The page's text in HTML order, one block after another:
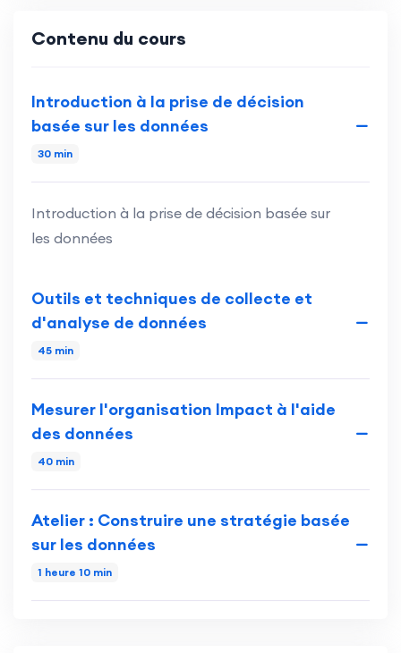
Contenu du cours
Introduction à la prise de décision
basée sur les données
30 min
Introduction à la prise de décision basée sur
les données
Outils et techniques de collecte et
d'analyse de données
45 min
Mesurer l'organisation Impact à l'aide
des données
40 min
Atelier : Construire une stratégie basée
sur les données
1 heure 10 min